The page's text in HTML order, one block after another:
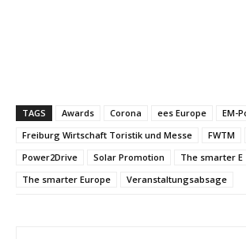
TAGS Awards Corona ees Europe
EM-
Freiburg Wirtschaft Toristik und Messe
FWTM
Power2Drive
Solar Promotion
The smarter E
The smarter Europe
Veranstaltungsabsage